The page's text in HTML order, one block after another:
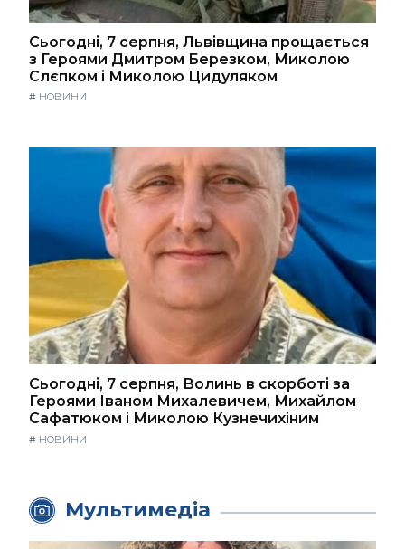
Сьогодні, 7 серпня, Львівщина прощається
з Героями Дмитром Березком, Миколою
Слєпком і Миколою Цидуляком
# НОВИНИ
Сьогодні, 7 серпня, Волинь в скорботі за
Героями Іваном Михалевичем, Михайлом
Сафатюком і Миколою Кузнечихіним
# НОВИНИ
Мультимедіа